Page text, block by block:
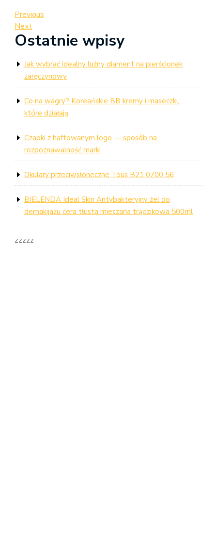
Nawigacja
wpisu
Previous
Post
Previous
Next
Post
Next
Ostatnie wpisy
Jak wybrać idealny luźny diament na pierścionek
zaręczynowy
Co na wagry? Koreańskie BB kremy i maseczki,
które działają
Czapki z haftowanym logo — sposób na
rozpoznawalność marki
Okulary przeciwsłoneczne Tous B21 0700 56
BIELENDA Ideal Skin Antybakteryjny żel do
demakijażu cera tłusta mieszana trądzikowa 500ml
zzzzz